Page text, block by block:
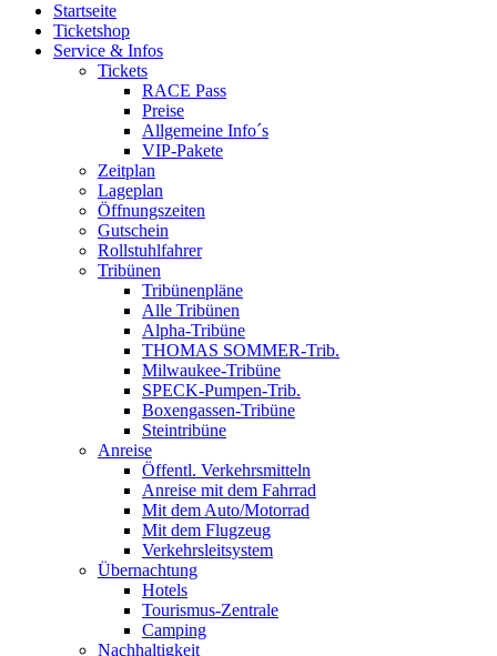
Startseite
Ticketshop
Service & Infos
Tickets
RACE Pass
Preise
Allgemeine Info´s
VIP-Pakete
Zeitplan
Lageplan
Öffnungszeiten
Gutschein
Rollstuhlfahrer
Tribünen
Tribünenpläne
Alle Tribünen
Alpha-Tribüne
THOMAS SOMMER-Trib.
Milwaukee-Tribüne
SPECK-Pumpen-Trib.
Boxengassen-Tribüne
Steintribüne
Anreise
Öffentl. Verkehrsmitteln
Anreise mit dem Fahrrad
Mit dem Auto/Motorrad
Mit dem Flugzeug
Verkehrsleitsystem
Übernachtung
Hotels
Tourismus-Zentrale
Camping
Nachhaltigkeit